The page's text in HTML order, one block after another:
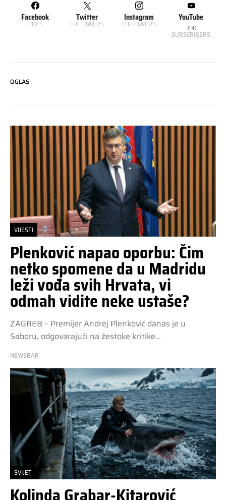
Facebook
LIKES
Twitter
FOLLOWERS
Instagram
FOLLOWERS
YouTube
39K
SUBSCRIBERS
OGLAS
VIJESTI
Plenković napao oporbu: Čim
netko spomene da u Madridu
leži vođa svih Hrvata, vi
odmah vidite neke ustaše?
ZAGREB – Premijer Andrej Plenković danas je u
Saboru, odgovarajući na žestoke kritike…
NEWSBAR
SVIJET